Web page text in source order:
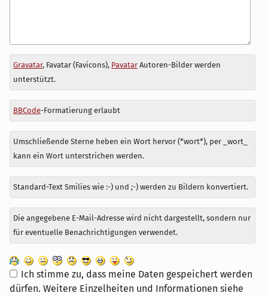
Antwort
zu
Gravatar, Favatar (Favicons), PavatarAutoren-Bilder werden
unterstützt.
BBCode-Formatierung erlaubt
Umschließende Sterne heben ein Wort hervor (*wort*), per _wort_
kann ein Wort unterstrichen werden.
Standard-Text Smilies wie :-) und ;-) werden zu Bildern konvertiert.
Die angegebene E-Mail-Adresse wird nicht dargestellt, sondern nur
für eventuelle Benachrichtigungen verwendet.
Ich stimme zu, dass meine Daten gespeichert werden
dürfen. Weitere Einzelheiten und Informationen siehe